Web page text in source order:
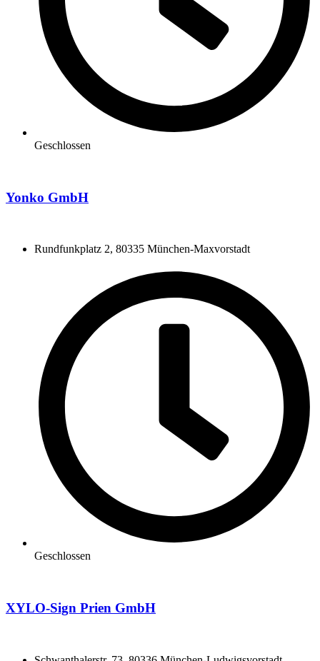
Geschlossen
Yonko GmbH
Rundfunkplatz 2, 80335 München-Maxvorstadt
Geschlossen
XYLO-Sign Prien GmbH